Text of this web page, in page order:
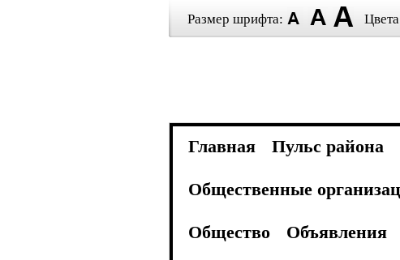
Размер шрифта:
Главная Пульс района
Общественные
Общество
Объявления